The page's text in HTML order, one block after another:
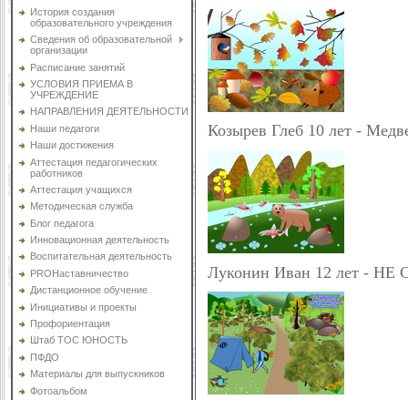
История создания
образовательного учреждения
Сведения об образовательной
организации
Расписание занятий
УСЛОВИЯ ПРИЕМА В
УЧРЕЖДЕНИЕ
НАПРАВЛЕНИЯ ДЕЯТЕЛЬНОСТИ
Наши педагоги
Наши достижения
Аттестация педагогических
работников
Аттестация учащихся
Методическая служба
Блог педагога
Инновационная деятельность
Воспитательная деятельность
PROНаставничество
Дистанционное обучение
Инициативы и проекты
Профориентация
Штаб ТОС ЮНОСТЬ
ПФДО
Материалы для выпускников
Фотоальбом
Козырев Глеб 10 лет -
Луконин Иван 12 лет -